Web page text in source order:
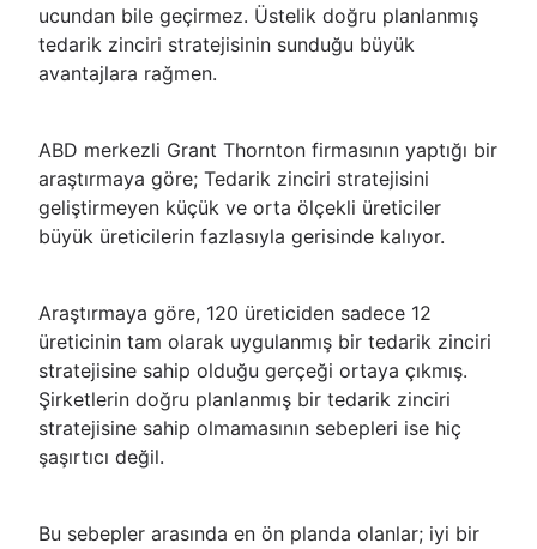
ucundan bile geçirmez. Üstelik doğru planlanmış
tedarik zinciri stratejisinin sunduğu büyük
avantajlara rağmen.
ABD merkezli Grant Thornton firmasının yaptığı bir
araştırmaya göre; Tedarik zinciri stratejisini
geliştirmeyen küçük ve orta ölçekli üreticiler
büyük üreticilerin fazlasıyla gerisinde kalıyor.
Araştırmaya göre, 120 üreticiden sadece 12
üreticinin tam olarak uygulanmış bir tedarik zinciri
stratejisine sahip olduğu gerçeği ortaya çıkmış.
Şirketlerin doğru planlanmış bir tedarik zinciri
stratejisine sahip olmamasının sebepleri ise hiç
şaşırtıcı değil.
Bu sebepler arasında en ön planda olanlar; iyi bir